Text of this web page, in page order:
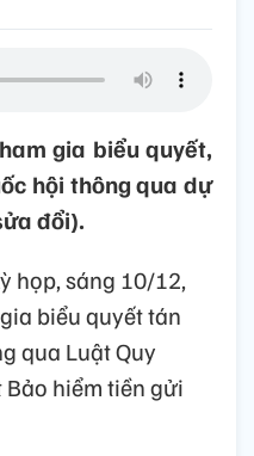
gia biểu quyết,
hội thông qua dự
đổi).
họp, sáng 10/12,
biểu quyết tán
qua Luật Quy
hiểm tiền gửi